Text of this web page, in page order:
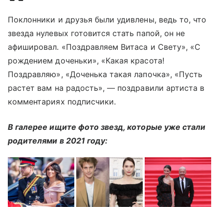
Поклонники и друзья были удивлены, ведь то, что
звезда нулевых готовится стать папой, он не
афишировал. «Поздравляем Витаса и Свету», «С
рождением доченьки», «Какая красота!
Поздравляю», «Доченька такая лапочка», «Пусть
растет вам на радость», — поздравили артиста в
комментариях подписчики.
В галерее ищите фото звезд, которые уже стали
родителями в 2021 году: